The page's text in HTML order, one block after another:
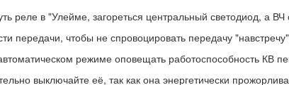
реле в "Улейме, загореться центральный светодиод, а ВЧ
передачи, чтобы не спровоцировать передачу
режиме оповещать работоспособность КВ
выключайте её, так как она энергетически